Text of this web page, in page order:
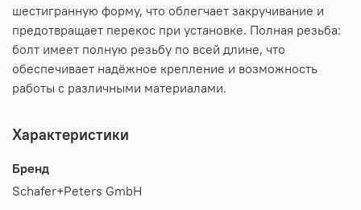
шестигранную форму, что облегчает закручивание и
предотвращает перекос при установке. Полная резьба:
болт имеет полную резьбу по всей длине, что
обеспечивает надёжное крепление и возможность
работы с различными материалами.
Характеристики
Бренд
Schafer+Peters GmbH